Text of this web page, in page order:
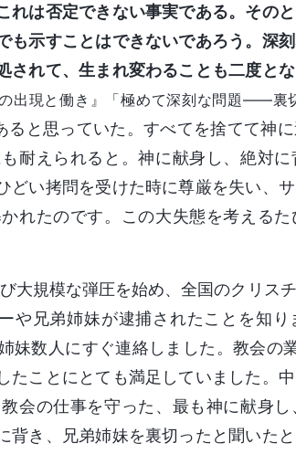
れは否定できない事実である。その
も示すことはできないであろう。深
されて、生まれ変わることも二度と
の出現と働き』「極めて深刻な問題――裏
ると思っていた。すべてを捨てて神
耐えられると。神に献身し、絶対
どい拷問を受けた時に尊厳を失い、
れたのです。この大失態を考える
大規模な弾圧を始め、全国のクリス
や兄弟姉妹が逮捕されたことを知
妹数人にすぐ連絡しました。教会の
たことにとても満足していました。
会の仕事を守った、最も神に献身
き、兄弟姉妹を裏切ったと聞いたと